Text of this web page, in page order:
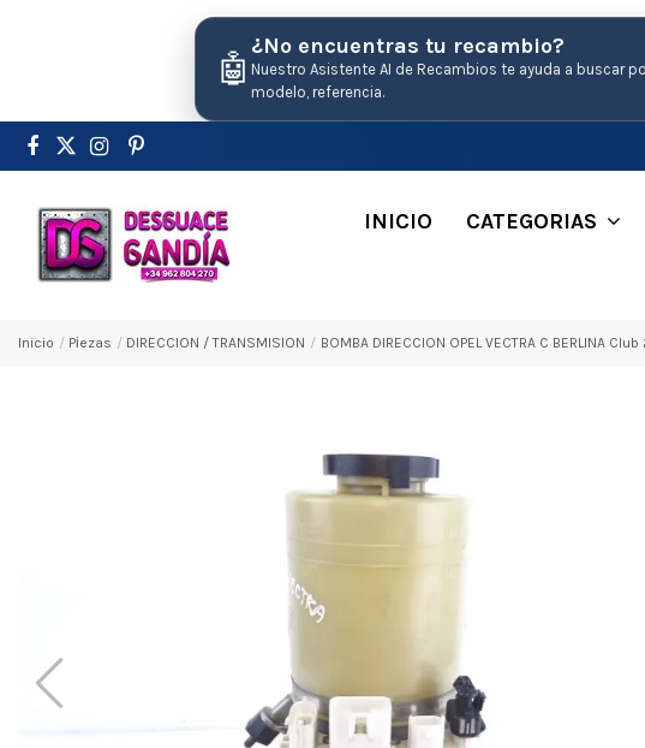
🤖
¿No encuentras tu recambio?
Nuestro Asistente AI de Recambios te ayuda a buscar
modelo, referencia.
INICIO CATEGORIAS
Inicio Pіezas DIRECCION / TRANSMISION BOMBA DIRECCION OPEL VECTRA C BERLINA